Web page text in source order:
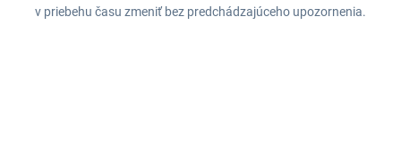
v priebehu času zmeniť bez predchádzajúceho upozornenia.